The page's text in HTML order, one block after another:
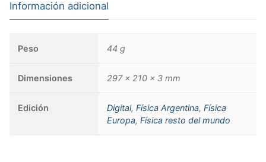
Información adicional
Peso 44 g
Dimensiones 297 × 210 × 3 mm
Edición Digital,Física Argentina,Física
Europa,Física resto del mundo